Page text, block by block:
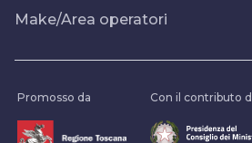
Make/Area operatori
Promosso da Con il contributo